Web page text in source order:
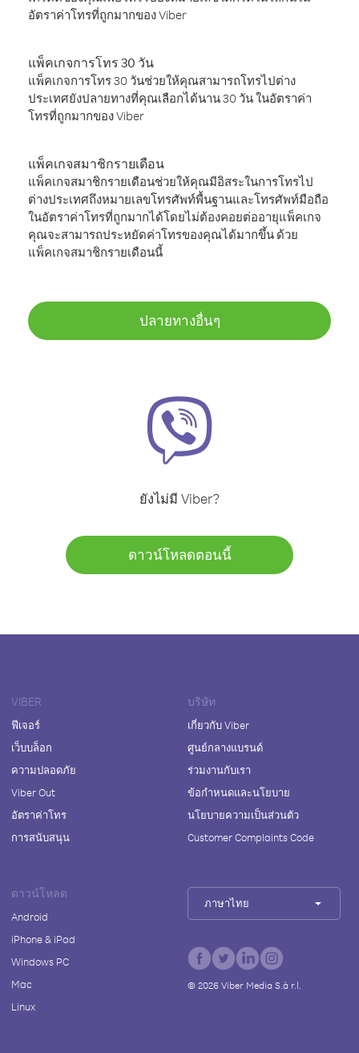
อัตราค่าโทรที่ถูกมากของ Viber
แพ็คเกจการโทร 30 วัน
แพ็คเกจการโทร 30 วันช่วยให้คุณสามารถโทรไปต่าง
ประเทศยังปลายทางที่คุณเลือกได้นาน 30 วัน ในอัตราค่า
โทรที่ถูกมากของ Viber
แพ็คเกจสมาชิกรายเดือน
แพ็คเกจสมาชิกรายเดือนช่วยให้คุณมีอิสระในการโทรไป
ต่างประเทศถึงหมายเลขโทรศัพท์พื้นฐานและโทรศัพท์มือถือ
ในอัตราค่าโทรที่ถูกมากได้โดยไม่ต้องคอยต่ออายุแพ็คเกจ
คุณจะสามารถประหยัดค่าโทรของคุณได้มากขึ้น ด้วย
แพ็คเกจสมาชิกรายเดือนนี้
ปลายทางอื่นๆ
ยังไม่มี Viber?
ดาวน์โหลดตอนนี้
VIBER
ฟีเจอร์
เว็บบล็อก
ความปลอดภัย
Viber Out
อัตราค่าโทร
การสนับสนุน
บริษัท
เกี่ยวกับ Viber
ศูนย์กลางแบรนด์
ร่วมงานกับเรา
ข้อกำหนดและนโยบาย
นโยบายความเป็นส่วนตัว
Customer Complaints Code
ดาวน์โหลด
Android
iPhone & iPad
Windows PC
Mac
Linux
ภาษาไทย
© 2026Viber Media S.à r.l.